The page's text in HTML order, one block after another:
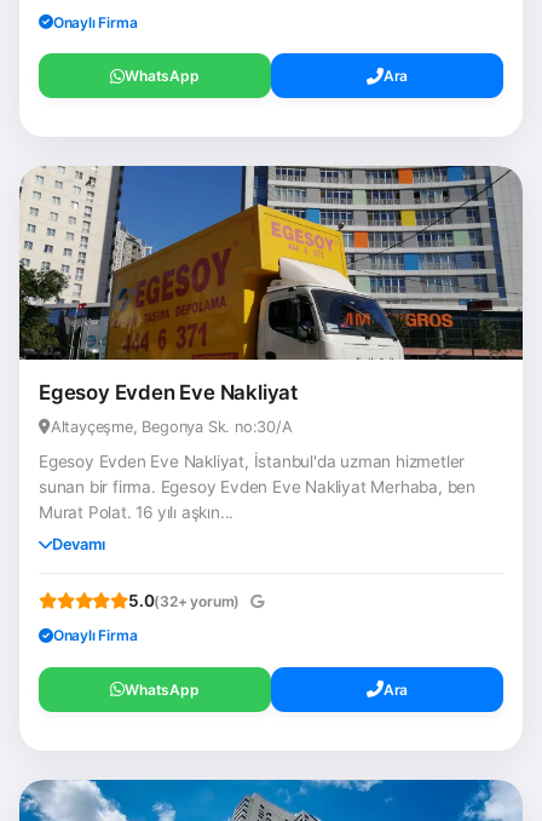
Onaylı Firma
WhatsApp Ara
Egesoy Evden Eve Nakliyat
Altayçeşme, Begonya Sk. no:30/A
Egesoy Evden Eve Nakliyat, İstanbul'da uzman hizmetler
sunan bir firma. Egesoy Evden Eve Nakliyat Merhaba, ben
Murat Polat. 16 yılı aşkın...
Devamı
5.0(32+ yorum)
Onaylı Firma
WhatsApp Ara